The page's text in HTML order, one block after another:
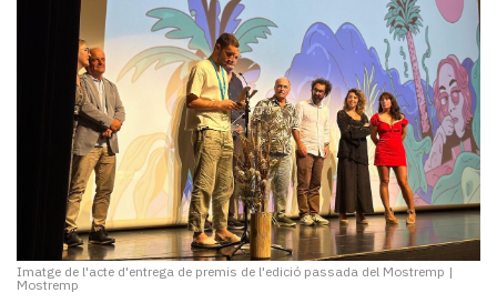
Imatge de l'acte d'entrega de premis de l'edició passada del Mostremp |
Mostremp